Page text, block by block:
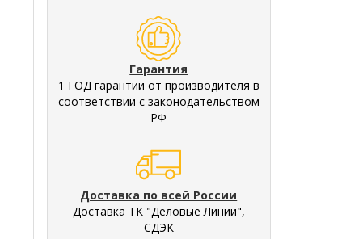
Гарантия
1 ГОД гарантии от производителя в
соответствии с законодательством
РФ
Доставка по всей России
Доставка ТК "Деловые Линии",
СДЭК